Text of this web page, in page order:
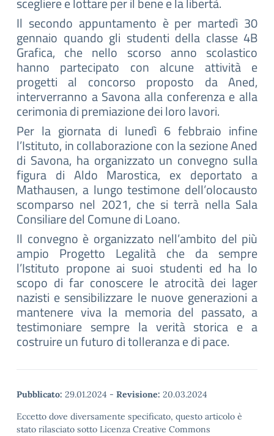
Il secondo appuntamento è per martedì 30
gennaio quando gli studenti della classe 4B
Grafica, che nello scorso anno scolastico
hanno partecipato con alcune attività e
progetti al concorso proposto da Aned,
interverranno a Savona alla conferenza e alla
cerimonia di premiazione dei loro lavori.
Per la giornata di lunedì 6 febbraio infine
l’Istituto, in collaborazione con la sezione Aned
di Savona, ha organizzato un convegno sulla
figura di Aldo Marostica, ex deportato a
Mathausen, a lungo testimone dell’olocausto
scomparso nel 2021, che si terrà nella Sala
Consiliare del Comune di Loano.
Il convegno è organizzato nell’ambito del più
ampio Progetto Legalità che da sempre
l’Istituto propone ai suoi studenti ed ha lo
scopo di far conoscere le atrocità dei lager
nazisti e sensibilizzare le nuove generazioni a
mantenere viva la memoria del passato, a
testimoniare sempre la verità storica e a
costruire un futuro di tolleranza e di pace.
Pubblicato: 29.01.2024 - Revisione: 20.03.2024
Eccetto dove diversamente specificato, questo articolo è
stato rilasciato sotto Licenza Creative Commons